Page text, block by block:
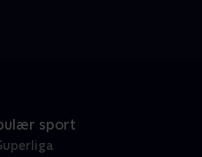
sport